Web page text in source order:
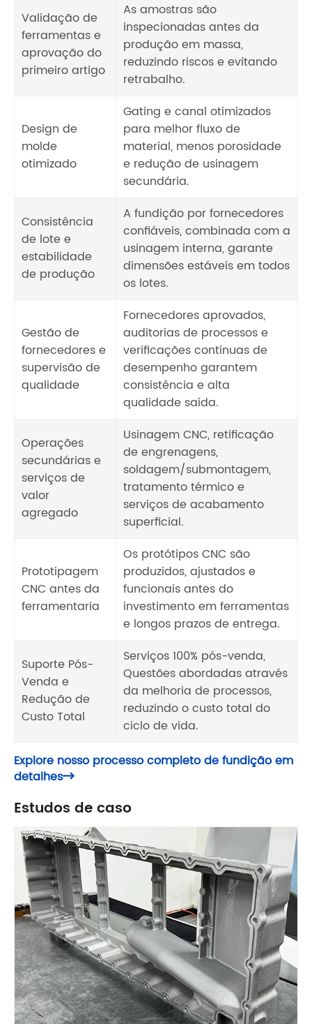
Validação de
ferramentas e
aprovação do
primeiro artigo
As amostras são
inspecionadas antes da
produção em massa,
reduzindo riscos e evitando
retrabalho.
Design de
molde
otimizado
Gating e canal otimizados
para melhor fluxo de
material, menos porosidade
e redução de usinagem
secundária.
Consistência
de lote e
estabilidade
de produção
A fundição por fornecedores
confiáveis, combinada com a
usinagem interna, garante
dimensões estáveis ​​em todos
os lotes.
Gestão de
fornecedores e
supervisão de
qualidade
Fornecedores aprovados,
auditorias de processos e
verificações contínuas de
desempenho garantem
consistência e alta
qualidade saída.
Operações
secundárias e
serviços de
valor
agregado
Usinagem CNC, retificação
de engrenagens,
soldagem/submontagem,
tratamento térmico e
serviços de acabamento
superficial.
Prototipagem
CNC antes da
ferramentaria
Os protótipos CNC são
produzidos, ajustados e
funcionais antes do
investimento em ferramentas
e longos prazos de entrega.
Suporte Pós-
Venda e
Redução de
Custo Total
Serviços 100% pós-venda,
Questões abordadas através
da melhoria de processos,
reduzindo o custo total do
ciclo de vida.
Explore nosso processo completo de fundição em
detalhes
Estudos de caso